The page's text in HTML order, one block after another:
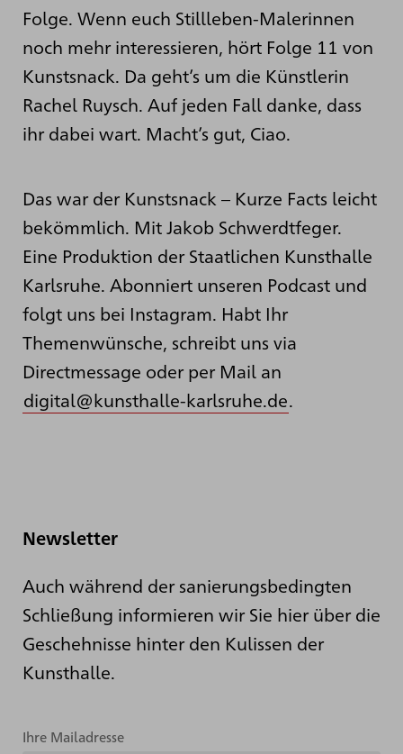
Folge. Wenn euch Stillleben-Malerinnen
noch mehr interessieren, hört Folge 11 von
Kunstsnack. Da geht’s um die Künstlerin
Rachel Ruysch. Auf jeden Fall danke, dass
ihr dabei wart. Macht’s gut, Ciao.
Das war der Kunstsnack – Kurze Facts leicht
bekömmlich. Mit Jakob Schwerdtfeger.
Eine Produktion der Staatlichen Kunsthalle
Karlsruhe. Abonniert unseren Podcast und
folgt uns bei Instagram. Habt Ihr
Themenwünsche, schreibt uns via
Directmessage oder per Mail an
digital@kunsthalle-karlsruhe.de.
Newsletter
Auch während der sanierungsbedingten
Schließung informieren wir Sie hier über die
Geschehnisse hinter den Kulissen der
Kunsthalle.
Ihre Mailadresse